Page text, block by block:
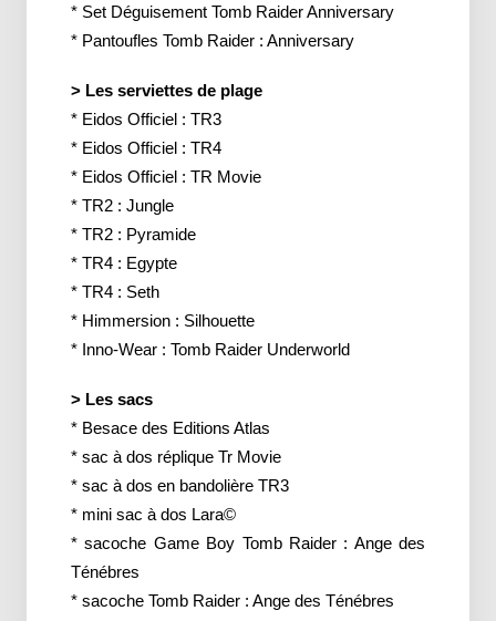
* Set Déguisement Tomb Raider Anniversary
* Pantoufles Tomb Raider : Anniversary
> Les serviettes de plage
* Eidos Officiel : TR3
* Eidos Officiel : TR4
* Eidos Officiel : TR Movie
* TR2 : Jungle
* TR2 : Pyramide
* TR4 : Egypte
* TR4 : Seth
* Himmersion : Silhouette
* Inno-Wear : Tomb Raider Underworld
> Les sacs
* Besace des Editions Atlas
* sac à dos réplique Tr Movie
* sac à dos en bandolière TR3
* mini sac à dos Lara©
* sacoche Game Boy Tomb Raider : Ange des
Ténébres
* sacoche Tomb Raider : Ange des Ténébres